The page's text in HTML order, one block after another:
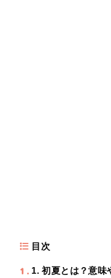
目次
1 1. 初夏とは？意味